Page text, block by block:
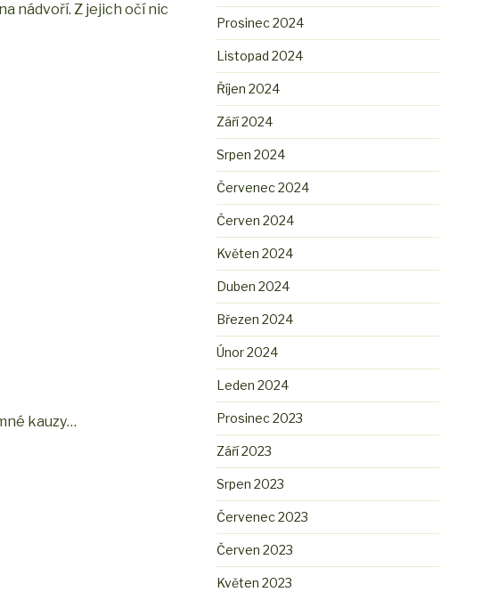
nádvoří. Z jejich očí nic
kauzy…
Prosinec 2024
Listopad 2024
Říjen 2024
Září 2024
Srpen 2024
Červenec 2024
Červen 2024
Květen 2024
Duben 2024
Březen 2024
Únor 2024
Leden 2024
Prosinec 2023
Září 2023
Srpen 2023
Červenec 2023
Červen 2023
Květen 2023